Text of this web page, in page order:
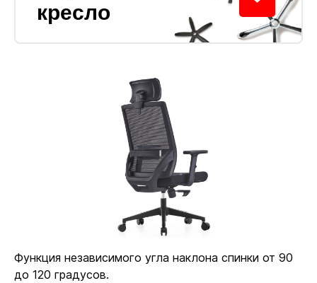
кресло
Пластиковые ролики подходят для ковровых
покрытий. Полиуретановые не царапают ламинат
и паркет. Глайдеры позволяют зафиксировать
кресло в одном положении, если колёсики
Функция независимого угла наклона спинки от 90
до 120 градусов.